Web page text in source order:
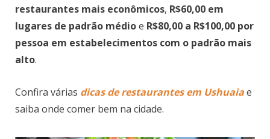
restaurantes mais econômicos, R$60,00 em
lugares de padrão médioe R$80,00 a R$100,00 por
pessoa em estabelecimentos com o padrão mais
alto.
Confira várias dicas de restaurantes em Ushuaiae
saiba onde comer bem na cidade.